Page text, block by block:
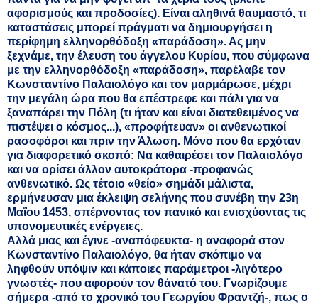
αφορισμούς και προδοσίες). Είναι αληθινά θαυμαστό, τι
καταστάσεις μπορεί πράγματι να δημιουργήσει η
περίφημη ελληνορθόδοξη «παράδοση». Ας μην
ξεχνάμε, την έλευση του άγγελου Κυρίου, που σύμφωνα
με την ελληνορθόδοξη «παράδοση», παρέλαβε τον
Κωνσταντίνο Παλαιολόγο και τον μαρμάρωσε, μέχρι
την μεγάλη ώρα που θα επέστρεφε και πάλι για να
ξαναπάρει την Πόλη (τι ήταν και είναι διατεθειμένος να
πιστέψει ο κόσμος...), «προφήτευαν» οι ανθενωτικοί
ρασοφόροι και πριν την Άλωση. Μόνο που θα ερχόταν
για διαφορετικό σκοπό: Να καθαιρέσει τον Παλαιολόγο
και να ορίσει άλλον αυτοκράτορα -προφανώς
ανθενωτικό. Ως τέτοιο «θείο» σημάδι μάλιστα,
ερμήνευσαν μια έκλειψη σελήνης που συνέβη την 23η
Μαΐου 1453, σπέρνοντας τον πανικό και ενισχύοντας τις
υπονομευτικές ενέργειες.
Αλλά μιας και έγινε -αναπόφευκτα- η αναφορά στον
Κωνσταντίνο Παλαιολόγο, θα ήταν σκόπιμο να
ληφθούν υπόψιν και κάποιες παράμετροι -λιγότερο
γνωστές- που αφορούν τον θάνατό του. Γνωρίζουμε
σήμερα -από το χρονικό του Γεωργίου Φραντζή-, πως ο